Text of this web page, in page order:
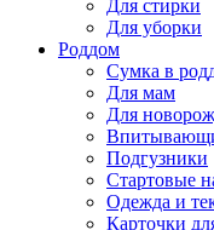
Для стирки
Для уборки
Роддом
Сумка в
Для мам
Для
Подгузники
Стартовые
Одежда и
Карточки